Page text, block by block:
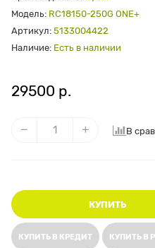
Модель: RC18150-250G ONE+
Артикул: 5133004422
Наличие: Есть в наличии
29500 р.
В
КУПИТЬ
КУПИТЬ В КРЕДИТ КУПИТЬ В